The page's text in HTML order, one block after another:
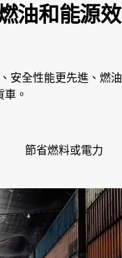
油和能源效
安全性能更先進、燃油
。
節省燃料或電力